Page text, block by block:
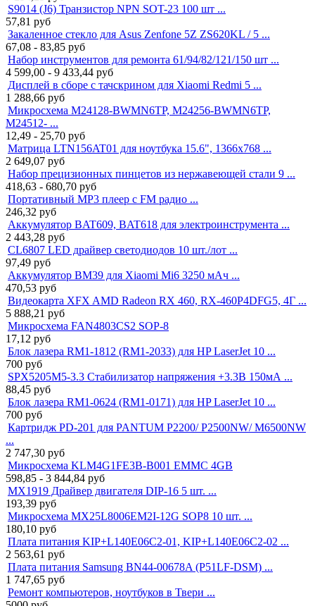
S9014 (J6) Транзистор NPN SOT-23 100 шт ...
57,81 руб
Закаленное стекло для Asus Zenfone 5Z ZS620KL / 5 ...
67,08 - 83,85 руб
Набор инструментов для ремонта 61/94/82/121/150 шт ...
4 599,00 - 9 433,44 руб
Дисплей в сборе с тачскрином для Xiaomi Redmi 5 ...
1 288,66 руб
Микросхема M24128-BWMN6TP, M24256-BWMN6TP,
M24512- ...
12,49 - 25,70 руб
Матрица LTN156AT01 для ноутбука 15.6", 1366x768 ...
2 649,07 руб
Набор прецизионных пинцетов из нержавеющей стали 9 ...
418,63 - 680,70 руб
Портативный MP3 плеер с FM радио ...
246,32 руб
Аккумулятор BAT609, BAT618 для электроинструмента ...
2 443,28 руб
CL6807 LED драйвер светодиодов 10 шт./лот ...
97,49 руб
Аккумулятор BM39 для Xiaomi Mi6 3250 мАч ...
470,53 руб
Видеокарта XFX AMD Radeon RX 460, RX-460P4DFG5, 4Г ...
5 888,21 руб
Микросхема FAN4803CS2 SOP-8
17,12 руб
Блок лазера RM1-1812 (RM1-2033) для HP LaserJet 10 ...
700 руб
SPX5205M5-3.3 Стабилизатор напряжения +3.3В 150мА ...
88,45 руб
Блок лазера RM1-0624 (RM1-0171) для HP LaserJet 10 ...
700 руб
Картридж PD-201 для PANTUM P2200/ P2500NW/ M6500NW
...
2 747,30 руб
Микросхема KLM4G1FE3B-B001 EMMC 4GB
598,85 - 3 844,84 руб
MX1919 Драйвер двигателя DIP-16 5 шт. ...
193,39 руб
Микросхема MX25L8006EM2I-12G SOP8 10 шт. ...
180,10 руб
Плата питания KIP+L140E06C2-01, KIP+L140E06C2-02 ...
2 563,61 руб
Плата питания Samsung BN44-00678A (P51LF-DSM) ...
1 747,65 руб
Ремонт компьютеров, ноутбуков в Твери ...